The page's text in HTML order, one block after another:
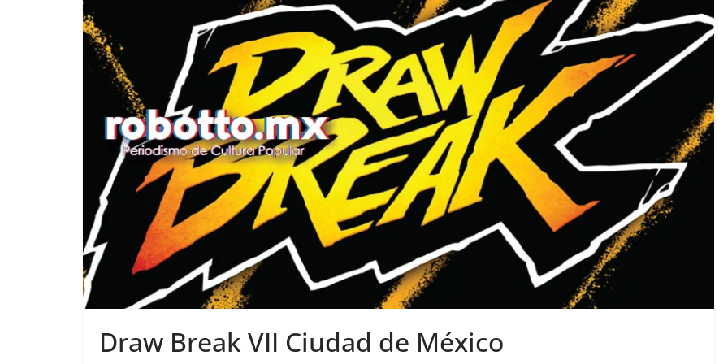
Draw Break VII Ciudad de México